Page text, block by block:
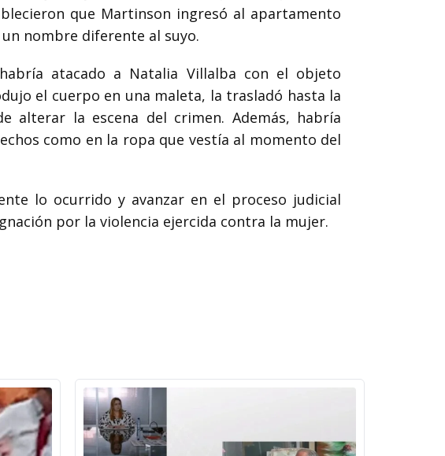
que Martinson ingresó al apartamento
nombre diferente al suyo.
atacado a Natalia Villalba con el objeto
el cuerpo en una maleta, la trasladó hasta la
la escena del crimen. Además, habría
como en la ropa que vestía al momento del
lo ocurrido y avanzar en el proceso judicial
por la violencia ejercida contra la mujer.